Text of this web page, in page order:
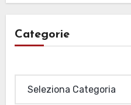
Categorie